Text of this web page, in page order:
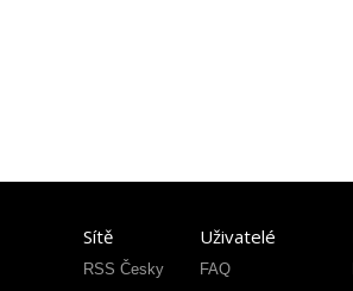
Sítě
RSS Česky
Uživatelé
FAQ